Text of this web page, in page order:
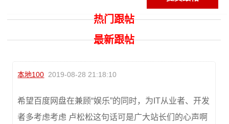
热门跟帖
最新跟帖
本地100 2019-08-28 21:18:10
希望百度网盘在兼顾“娱乐”的同时，为IT从业者、开发
者多考虑考虑 卢松松这句话可是广大站长们的心声啊